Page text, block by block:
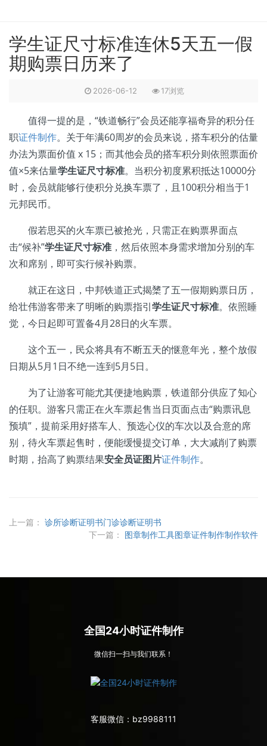
学生证尺寸标准连休5天五一假
期购票日历来了
2026-06-12 17浏览
值得一提的是，“铁道畅行”会员还能享福奇异的积分任
职证件制作。关于年满60周岁的会员来说，搭车积分的估量
办法为票面价值 x 15；而其他会员的搭车积分则依照票面价
值×5来估量学生证尺寸标准。当积分初度累积抵达10000分
时，会员就能够行使积分兑换车票了，且100积分相当于1
元邦民币。
假若思买的火车票已被抢光，只需正在购票界面点
击“候补”学生证尺寸标准 ，然后依照本身需求增加分别的车
次和席别，即可实行候补购票。
就正在这日，中邦铁道正式揭橥了五一假期购票日历，
给壮伟游客带来了明晰的购票指引学生证尺寸标准。依照睡
觉，今日起即可置备4月28日的火车票。
这个五一，民众将具有不断五天的惬意年光，整个放假
日期从5月1日不绝一连到5月5日。
为了让游客可能尤其便捷地购票，铁道部分供应了知心
的任职。游客只需正在火车票起售当日页面点击“购票讯息
预填”，提前采用好搭车人、预选心仪的车次以及合意的席
别，待火车票起售时，便能缓慢提交订单，大大减削了购票
时期，抬高了购票结果安全员证图片证件制作。
上一篇： 诊所诊断证明书门诊诊断证明书
下一篇：
图章制作工具图章证件制作制作软件
全国24小时证件制作
微信扫一扫与我们联系！
客服微信： bz9988111